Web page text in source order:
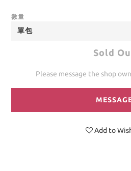
數量
Sold
Please message the shop
Add to